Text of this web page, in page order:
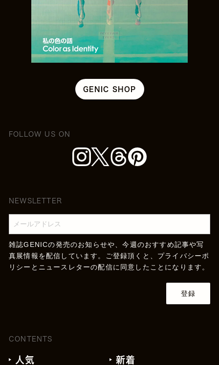
GENIC SHOP
FOLLOW US ON
NEWSLETTER
雑誌GENICの発売のお知らせや、今週のおすすめ記事や写
真展情報を配信しています。ご登録頂くと、 プライバシーポ
リシー とニュースレターの配信に同意したことになります。
登録
CONTENTS
人気
新着